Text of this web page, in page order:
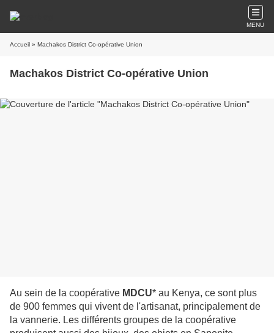
MENU
Accueil » Machakos District Co-opérative Union
Machakos District Co-opérative Union
Au sein de la coopérative MDCU* au Kenya, ce sont plus
de 900 femmes qui vivent de l'artisanat, principalement de
la vannerie. Les différents groupes de la coopérative